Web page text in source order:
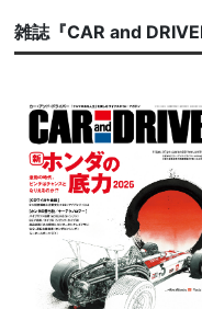
雑誌『CAR and